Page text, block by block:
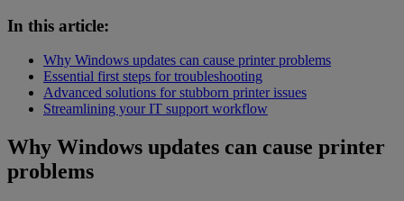
In this article:
Why Windows updates can cause printer problems
Essential first steps for troubleshooting
Advanced solutions for stubborn printer issues
Streamlining your IT support workflow
Why Windows updates can cause printer
problems